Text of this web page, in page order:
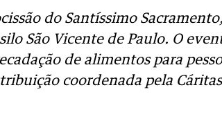
do Santíssimo
São Vicente de Paulo. O
de alimentos para
coordenada pela Cáritas